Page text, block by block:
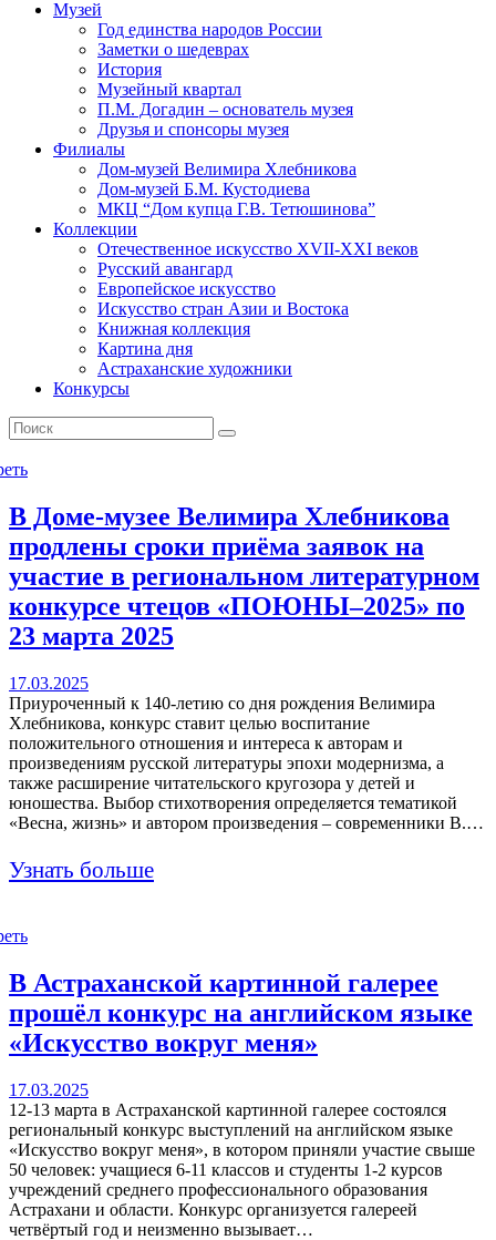
Музей
Год единства народов России
Заметки о шедеврах
История
Музейный квартал
П.М. Догадин – основатель музея
Друзья и спонсоры музея
Филиалы
Дом-музей Велимира Хлебникова
Дом-музей Б.М. Кустодиева
МКЦ “Дом купца Г.В. Тетюшинова”
Коллекции
Отечественное искусство XVII-XXI веков
Русский авангард
Европейское искусство
Искусство стран Азии и Востока
Книжная коллекция
Картина дня
Астраханские художники
Конкурсы
В Доме-музее Велимира Хлебникова
продлены сроки приёма заявок на
участие в региональном литературном
конкурсе чтецов «ПОЮНЫ–2025» по
23 марта 2025
17.03.2025
Приуроченный к 140-летию со дня рождения Велимира
Хлебникова, конкурс ставит целью воспитание
положительного отношения и интереса к авторам и
произведениям русской литературы эпохи модернизма, а
также расширение читательского кругозора у детей и
юношества. Выбор стихотворения определяется тематикой
«Весна, жизнь» и автором произведения – современники В.…
Узнать больше
В Астраханской картинной галерее
прошёл конкурс на английском языке
«Искусство вокруг меня»
17.03.2025
12-13 марта в Астраханской картинной галерее состоялся
региональный конкурс выступлений на английском языке
«Искусство вокруг меня», в котором приняли участие свыше
50 человек: учащиеся 6-11 классов и студенты 1-2 курсов
учреждений среднего профессионального образования
Астрахани и области. Конкурс организуется галереей
четвёртый год и неизменно вызывает…